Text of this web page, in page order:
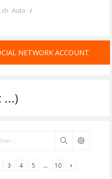
Auto
NETWORK ACCOUNT
...)
Rechercher
3 4 5 … 10